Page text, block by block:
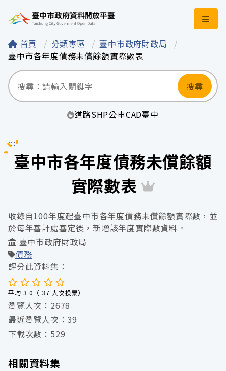
臺中市政府資料開
首頁 分類專區
臺中市政府財政局
臺中市各年度債務未償餘額實際數表
搜尋
道路SHP公車CAD臺中
:::
臺中市各年度債務未償餘額
實際數表
收錄自100年度起臺中市各年度債務未償餘額實際數，並
於每年審計處審定後，新增該年度實際數資料。
臺中市政府財政局
債務
評分此資料集：
平均 3.0（ 37 人次投票）
瀏覽人次：2678
最近瀏覽人次：39
下載次數：529
相關資料集